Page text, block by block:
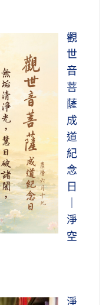
觀
世
音
菩
薩
成
道
紀
念
日
淨
空
淨